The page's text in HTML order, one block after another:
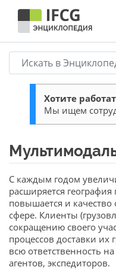
Хотите
Мы ищем
Перейти к:навигация,
С каждым годом
расширяется
повышается и
сфере. Клиенты
сокращению своего
процессов доставки их
всю ответственность
агентов, экспедиторов.